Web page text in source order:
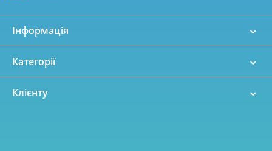
Інформація
Категорії
Клієнту